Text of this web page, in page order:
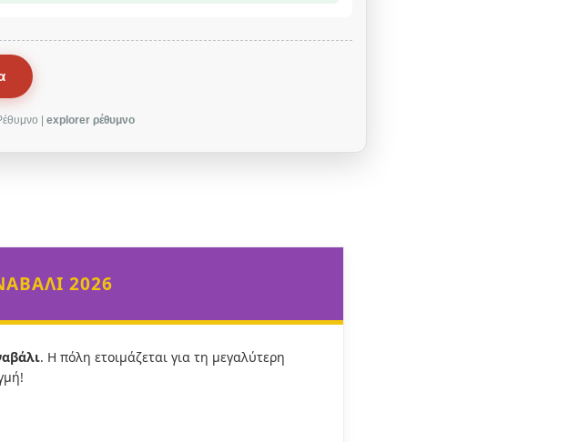
| explorer ρέθυμνο
2026
. Η πόλη ετοιμάζεται για τη μεγαλύτερη